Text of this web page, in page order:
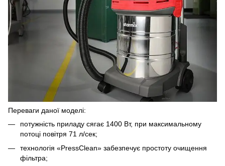
Переваги даної моделі:
потужність приладу сягає 1400 Вт, при максимальному
потоці повітря 71 л/сек;
технологія «PressClean» забезпечує простоту очищення
фільтра;